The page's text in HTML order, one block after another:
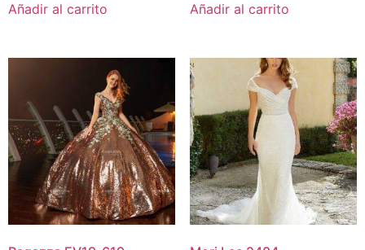
Añadir al carrito Añadir al carrito